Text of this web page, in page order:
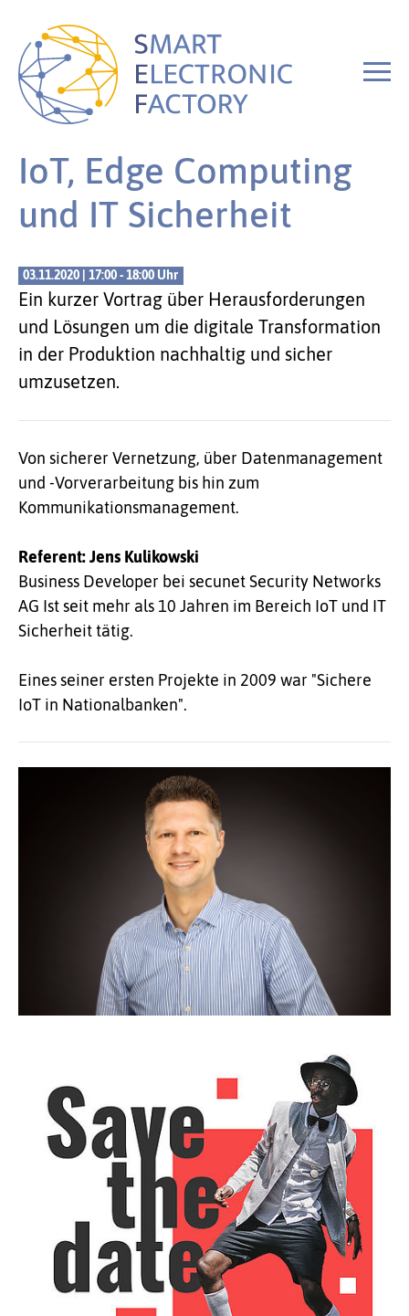
IoT, Edge Computing
und IT Sicherheit
03.11.2020 | 17:00 - 18:00 Uhr
Ein kurzer Vortrag über Herausforderungen
und Lösungen um die digitale Transformation
in der Produktion nachhaltig und sicher
umzusetzen.
Von sicherer Vernetzung, über Datenmanagement
und -Vorverarbeitung bis hin zum
Kommunikationsmanagement.
Referent: Jens Kulikowski
Business Developer bei secunet Security Networks
AG Ist seit mehr als 10 Jahren im Bereich IoT und IT
Sicherheit tätig.
Eines seiner ersten Projekte in 2009 war "Sichere
IoT in Nationalbanken".